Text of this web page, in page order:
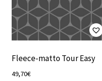
Fleece-matto Tour Easy
49,70€